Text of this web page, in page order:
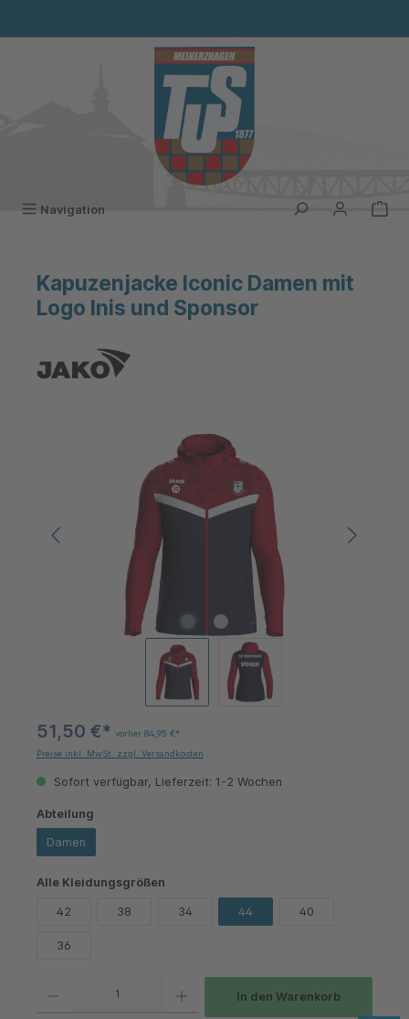
Navigation
Kapuzenjacke Iconic Damen mit
Logo Inis und Sponsor
Bildergalerie überspringen
51,50 €* vorher 84,95 €*
Preise inkl. MwSt. zzgl. Versandkosten
Sofort verfügbar, Lieferzeit: 1-2 Wochen
Abteilung
Damen
Alle Kleidungsgrößen
42 38 34 44 40
36
In den Warenkorb